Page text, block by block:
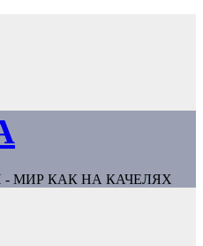
МИР КАК НА КАЧЕЛЯХ